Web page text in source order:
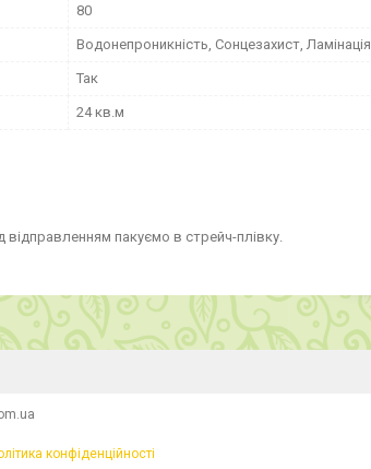
80
Водонепроникність, Сонцезахист, Ламінація
Так
24 кв.м
пакуємо в стрейч-плівку.
конфіденційності